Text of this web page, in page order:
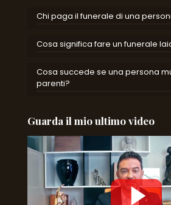
Chi paga il funerale di una
Cosa significa fare un funerale
Cosa succede se una persona
parenti?
Guarda il mio ultimo video